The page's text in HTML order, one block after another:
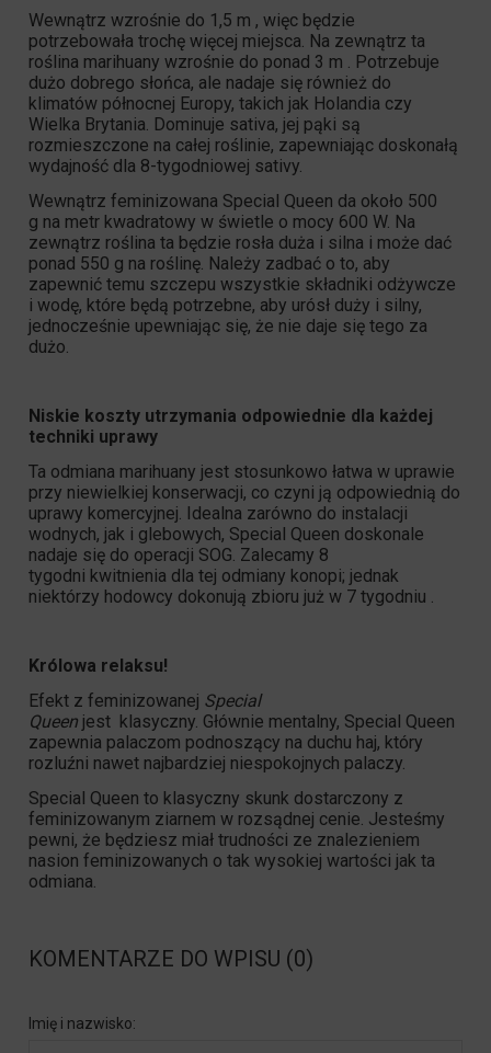
Wewnątrz wzrośnie do 1,5 m , więc będzie
potrzebowała trochę więcej miejsca. Na zewnątrz ta
roślina marihuany wzrośnie do ponad 3 m . Potrzebuje
dużo dobrego słońca, ale nadaje się również do
klimatów północnej Europy, takich jak Holandia czy
Wielka Brytania. Dominuje sativa, jej pąki są
rozmieszczone na całej roślinie, zapewniając doskonałą
wydajność dla 8-tygodniowej sativy.
Wewnątrz feminizowana Special Queen da około 500
g na metr kwadratowy w świetle o mocy 600 W. Na
zewnątrz roślina ta będzie rosła duża i silna i może dać
ponad 550 g na roślinę. Należy zadbać o to, aby
zapewnić temu szczepu wszystkie składniki odżywcze
i wodę, które będą potrzebne, aby urósł duży i silny,
jednocześnie upewniając się, że nie daje się tego za
dużo.
Niskie koszty utrzymania odpowiednie dla każdej
techniki uprawy
Ta odmiana marihuany jest stosunkowo łatwa w uprawie
przy niewielkiej konserwacji, co czyni ją odpowiednią do
uprawy komercyjnej. Idealna zarówno do instalacji
wodnych, jak i glebowych, Special Queen doskonale
nadaje się do operacji SOG. Zalecamy 8
tygodni kwitnienia dla tej odmiany konopi; jednak
niektórzy hodowcy dokonują zbioru już w 7 tygodniu .
Królowa relaksu!
Efekt z feminizowanej Special
Queen jest klasyczny. Głównie mentalny, Special Queen
zapewnia palaczom podnoszący na duchu haj, który
rozluźni nawet najbardziej niespokojnych palaczy.
Special Queen to klasyczny skunk dostarczony z
feminizowanym ziarnem w rozsądnej cenie. Jesteśmy
pewni, że będziesz miał trudności ze znalezieniem
nasion feminizowanych o tak wysokiej wartości jak ta
odmiana.
KOMENTARZE DO WPISU (0)
Imię i nazwisko: